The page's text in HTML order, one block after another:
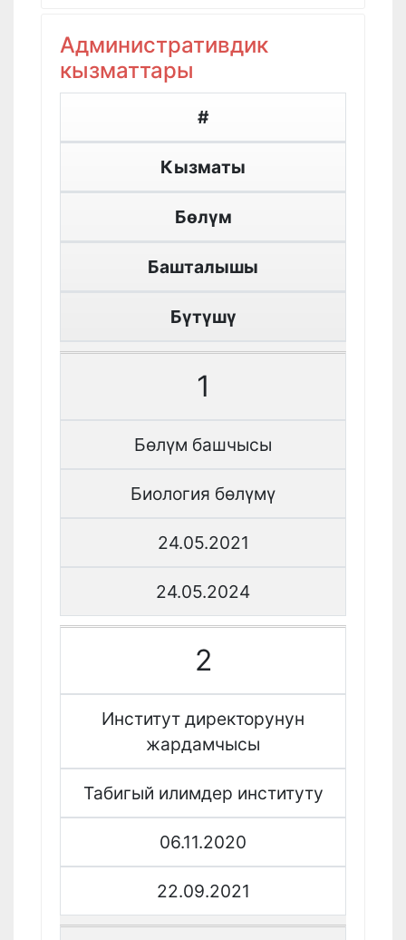
Административдик
кызматтары
#
Кызматы
Бөлүм
Башталышы
Бүтүшү
1
Бөлүм башчысы
Биология бөлүмү
24.05.2021
24.05.2024
2
Институт директорунун
жардамчысы
Табигый илимдер институту
06.11.2020
22.09.2021